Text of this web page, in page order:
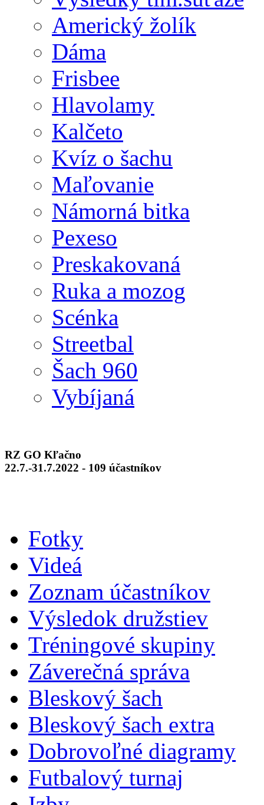
Americký žolík
Dáma
Frisbee
Hlavolamy
Kalčeto
Kvíz o šachu
Maľovanie
Námorná bitka
Pexeso
Preskakovaná
Ruka a mozog
Scénka
Streetbal
Šach 960
Vybíjaná
RZ GO Kľačno
22.7.-31.7.2022 - 109 účastníkov
Fotky
Videá
Zoznam účastníkov
Výsledok družstiev
Tréningové skupiny
Záverečná správa
Bleskový šach
Bleskový šach extra
Dobrovoľné diagramy
Futbalový turnaj